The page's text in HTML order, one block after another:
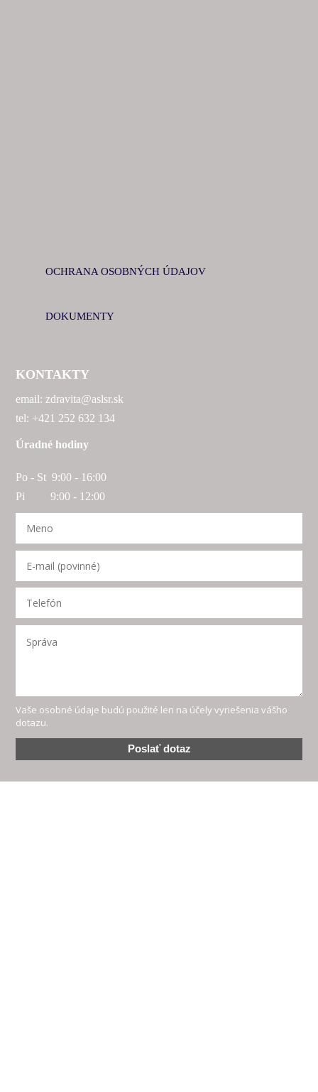
OCHRANA OSOBNÝCH ÚDAJOV
DOKUMENTY
KONTAKTY
email: zdravita@aslsr.sk
tel: +421 252 632 134
Úradné hodiny
Po - St 9:00 - 16:00
Pi 9:00 - 12:00
Vaše osobné údaje budú použité len na účely vyriešenia vášho
dotazu.
Poslať dotaz